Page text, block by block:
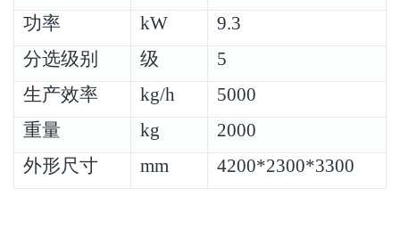
功率
kW
9.3
分选级别
级
5
生产效率
kg/h
5000
重量
kg
2000
外形尺寸
mm 4200*2300*3300